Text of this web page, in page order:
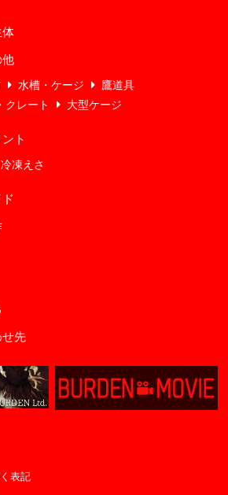
体
他
水槽・ケージ
鷹道具
クレート
大型ケージ
ト
冷凍えさ
先
表記